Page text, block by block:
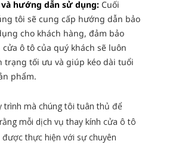
hướng dẫn sử dụng: Cuối
tôi sẽ cung cấp hướng dẫn bảo
cho khách hàng, đảm bảo
ô tô của quý khách sẽ luôn
trạng tối ưu và giúp kéo dài tuổi
phẩm.
trình mà chúng tôi tuân thủ để
mỗi dịch vụ thay kính cửa ô tô
thực hiện với sự chuyên